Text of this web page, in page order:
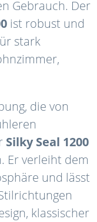
Gebrauch. Der
ist robust und
stark
die von
Silky Seal 1200
Er verleiht dem
und lässt
klassischer